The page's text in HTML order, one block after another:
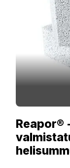
Reapor®